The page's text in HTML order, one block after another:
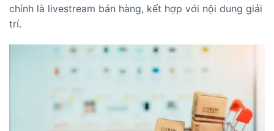
chính là livestream bán hàng, kết hợp với nội dung giải
trí.